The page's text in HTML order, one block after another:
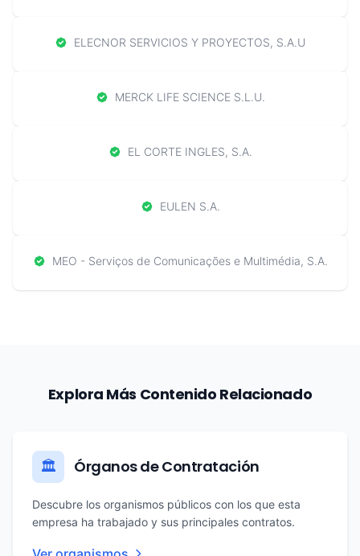
ELECNOR SERVICIOS Y PROYECTOS, S.A.U
MERCK LIFE SCIENCE S.L.U.
EL CORTE INGLES, S.A.
EULEN S.A.
MEO - Serviços de Comunicações e Multimédia, S.A.
Explora Más Contenido Relacionado
🏛️ Órganos de Contratación
Descubre los organismos públicos con los que esta
empresa ha trabajado y sus principales contratos.